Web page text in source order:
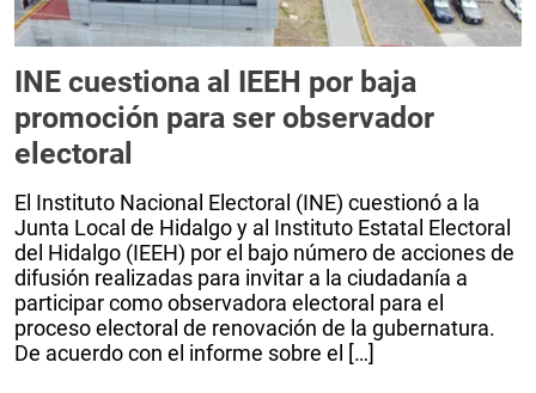
INE cuestiona al IEEH por baja
promoción para ser observador
electoral
El Instituto Nacional Electoral (INE) cuestionó a la
Junta Local de Hidalgo y al Instituto Estatal Electoral
del Hidalgo (IEEH) por el bajo número de acciones de
difusión realizadas para invitar a la ciudadanía a
participar como observadora electoral para el
proceso electoral de renovación de la gubernatura.
De acuerdo con el informe sobre el […]